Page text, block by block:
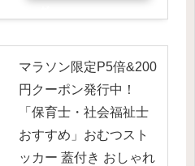
マラソン限定P5倍&200
円クーポン発行中！
「保育士・社会福祉士
おすすめ」おむつスト
ッカー 蓋付き おしゃれ